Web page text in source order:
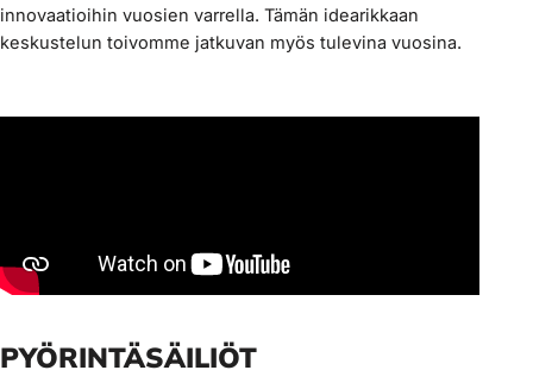
innovaatioihin vuosien varrella. Tämän idearikkaan
keskustelun toivomme jatkuvan myös tulevina vuosina.
PYÖRINTÄSÄILIÖT